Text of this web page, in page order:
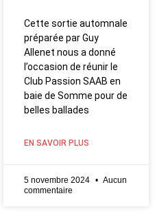
Cette sortie automnale
préparée par Guy
Allenet nous a donné
l’occasion de réunir le
Club Passion SAAB en
baie de Somme pour de
belles ballades
EN SAVOIR PLUS
5 novembre 2024
Aucun
commentaire